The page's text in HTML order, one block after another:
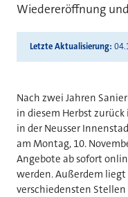
Wiedereröffnung
Letzte Aktualisierung
Nach zwei Jahren
in diesem Herbst
in der Neusser
am Montag, 10.
Angebote ab sofort
werden. Außerdem liegt
verschiedensten Stellen